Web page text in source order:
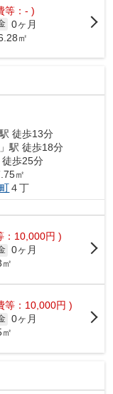
等：- )
0ヶ月
㎡
駅 徒歩13分
」駅 徒歩18分
徒歩25分
㎡
４丁
：10,000円 )
0ヶ月
等：10,000円 )
0ヶ月